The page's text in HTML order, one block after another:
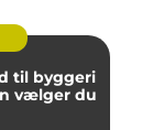
til byggeri